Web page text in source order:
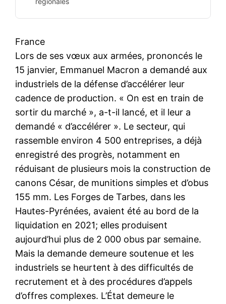
France
Lors de ses vœux aux armées, prononcés le
15 janvier, Emmanuel Macron a demandé aux
industriels de la défense d’accélérer leur
cadence de production. « On est en train de
sortir du marché », a-t-il lancé, et il leur a
demandé « d’accélérer ». Le secteur, qui
rassemble environ 4 500 entreprises, a déjà
enregistré des progrès, notamment en
réduisant de plusieurs mois la construction de
canons César, de munitions simples et d’obus
155 mm. Les Forges de Tarbes, dans les
Hautes-Pyrénées, avaient été au bord de la
liquidation en 2021; elles produisent
aujourd’hui plus de 2 000 obus par semaine.
Mais la demande demeure soutenue et les
industriels se heurtent à des difficultés de
recrutement et à des procédures d’appels
d’offres complexes. L’État demeure le